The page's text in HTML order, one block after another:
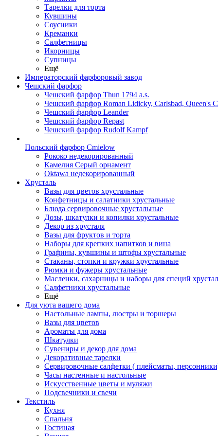
Тарелки для торта
Кувшины
Соусники
Креманки
Салфетницы
Икорницы
Супницы
Ещё
Императорский фарфоровый завод
Чешский фарфор
Чешский фарфор Thun 1794 a.s.
Чешский фарфор Roman Lidicky, Carlsbad, Queen's
Чешский фарфор Leander
Чешский фарфор Repast
Чешский фарфор Rudolf Kampf
Польский фарфор Сmielow
Рококо недекорированный
Камелия Серый орнамент
Oktawa недекорированный
Хрусталь
Вазы для цветов хрустальные
Конфетницы и салатники хрустальные
Блюда сервировочные хрустальные
Дозы, шкатулки и копилки хрустальные
Декор из хрусталя
Вазы для фруктов и торта
Наборы для крепких напитков и вина
Графины, кувшины и штофы хрустальные
Стаканы, стопки и кружки хрустальные
Рюмки и фужеры хрустальные
Масленки, сахарницы и наборы для специй
Салфетники хрустальные
Ещё
Для уюта вашего дома
Настольные лампы, люстры и торшеры
Вазы для цветов
Ароматы для дома
Шкатулки
Сувениры и декор для дома
Декоративные тарелки
Сервировочные салфетки ( плейсматы,
Часы настенные и настольные
Искусственные цветы и муляжи
Подсвечники и свечи
Текстиль
Кухня
Спальня
Гостиная